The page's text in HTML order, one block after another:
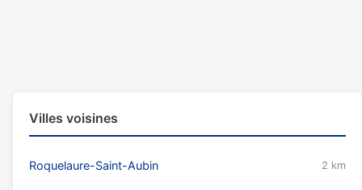
Villes voisines
Roquelaure-Saint-Aubin 2 km